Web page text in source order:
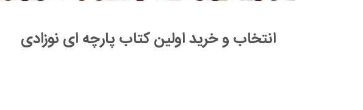
انتخاب و خرید اولین کتاب پارچه ای نوزادی